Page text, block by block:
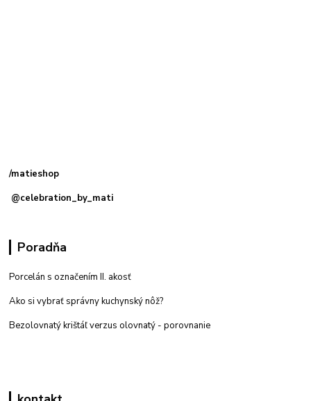
/matieshop
@celebration_by_mati
Poradňa
Porcelán s označením II. akosť
Ako si vybrať správny kuchynský nôž?
Bezolovnatý krištáľ verzus olovnatý - porovnanie